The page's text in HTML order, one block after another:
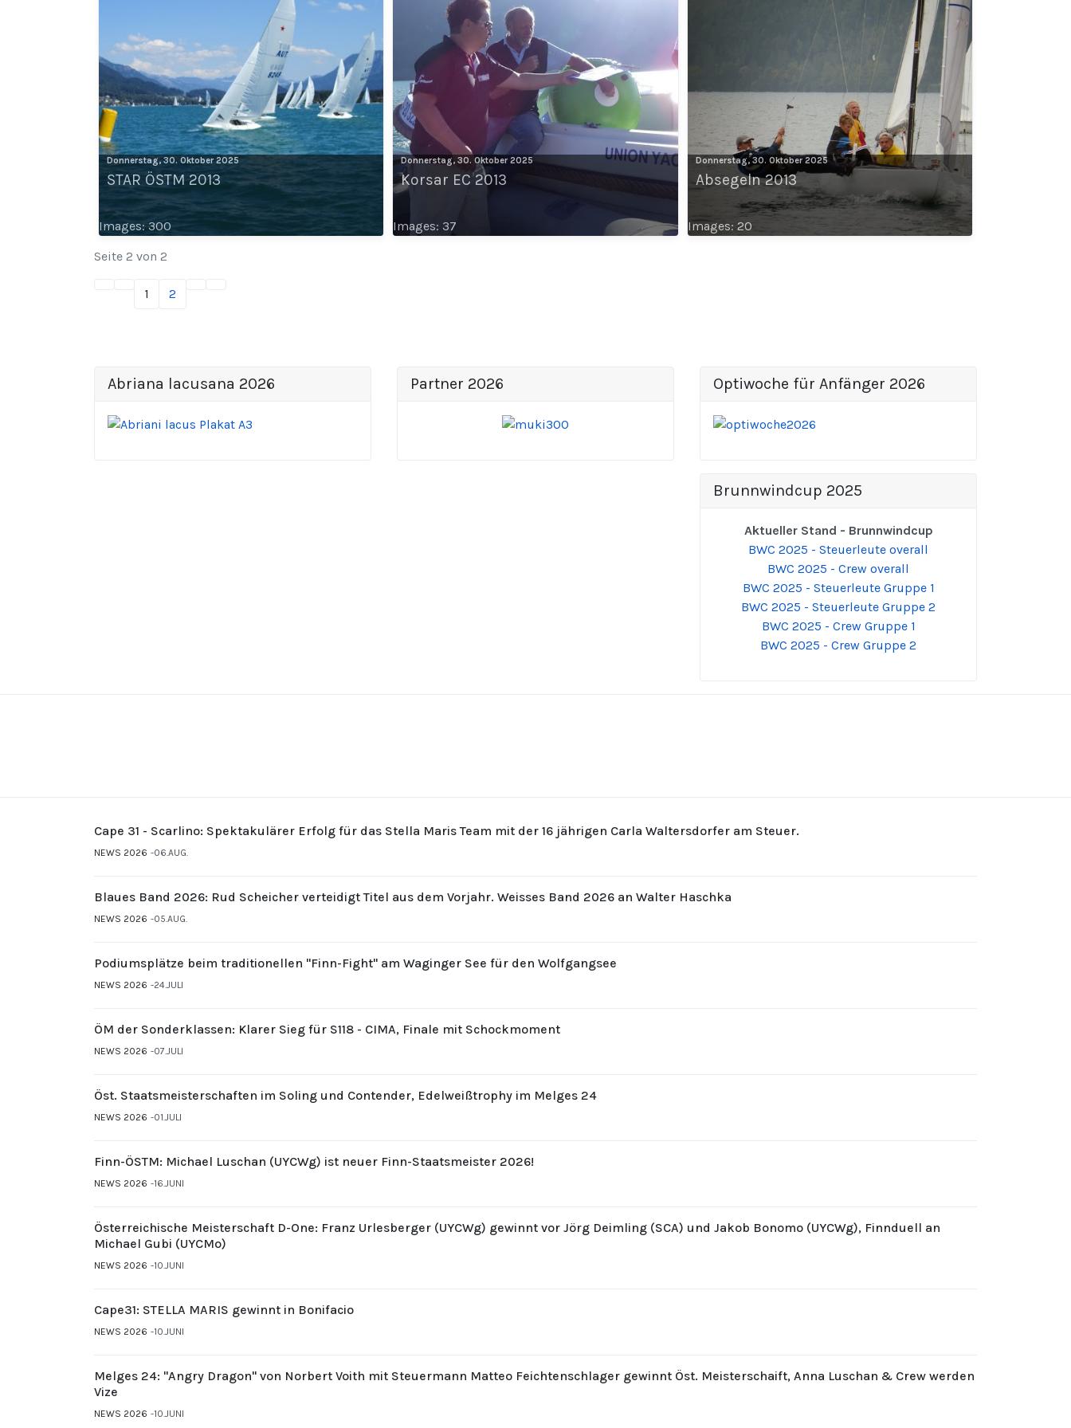
Donnerstag, 30. Oktober 2025
STAR ÖSTM 2013
Images: 300
Donnerstag, 30. Oktober 2025
Korsar EC 2013
Images: 37
Donnerstag, 30. Oktober 2025
Absegeln 2013
Images: 20
Seite 2 von 2
1 2
Abriana lacusana 2026 Partner 2026 Optiwoche für Anfänger 2026
Brunnwindcup 2025
Aktueller Stand - Brunnwindcup
BWC 2025 - Steuerleute overall
BWC 2025 - Crew overall
BWC 2025 - Steuerleute Gruppe 1
BWC 2025 - Steuerleute Gruppe 2
BWC 2025 - Crew Gruppe 1
BWC 2025 - Crew Gruppe 2
Cape 31 - Scarlino: Spektakulärer Erfolg für das Stella Maris Team mit der 16 jährigen Carla Waltersdorfer am Steuer.
NEWS 2026 06.AUG.
Blaues Band 2026: Rud Scheicher verteidigt Titel aus dem Vorjahr. Weisses Band 2026 an Walter Haschka
NEWS 2026 05.AUG.
Podiumsplätze beim traditionellen "Finn-Fight" am Waginger See für den Wolfgangsee
NEWS 2026 24.JULI
ÖM der Sonderklassen: Klarer Sieg für S118 - CIMA, Finale mit Schockmoment
NEWS 2026 07.JULI
Öst. Staatsmeisterschaften im Soling und Contender, Edelweißtrophy im Melges 24
NEWS 2026 01.JULI
Finn-ÖSTM: Michael Luschan (UYCWg) ist neuer Finn-Staatsmeister 2026!
NEWS 2026 16.JUNI
Österreichische Meisterschaft D-One: Franz Urlesberger (UYCWg) gewinnt vor Jörg Deimling (SCA) und Jakob Bonomo (UYCWg), Finnduell an
Michael Gubi (UYCMo)
NEWS 2026 10.JUNI
Cape31: STELLA MARIS gewinnt in Bonifacio
NEWS 2026 10.JUNI
Melges 24: "Angry Dragon" von Norbert Voith mit Steuermann Matteo Feichtenschlager gewinnt Öst. Meisterschaift, Anna Luschan & Crew werden
Vize
NEWS 2026 10.JUNI